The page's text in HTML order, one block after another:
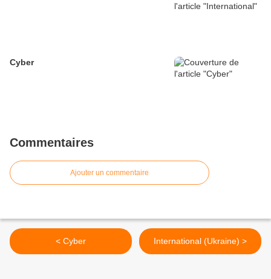
Cyber
Commentaires
Ajouter un commentaire
< Cyber International (Ukraine) >